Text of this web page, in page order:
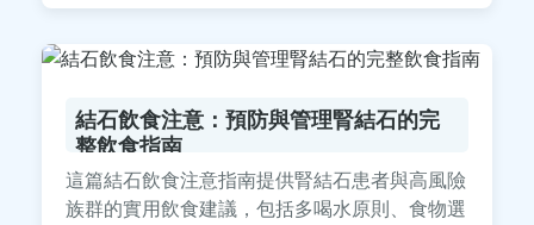
結石飲食注意：預防與管理腎結石的完
整飲食指南
這篇結石飲食注意指南提供腎結石患者與高風險
族群的實用飲食建議，包括多喝水原則、食物選